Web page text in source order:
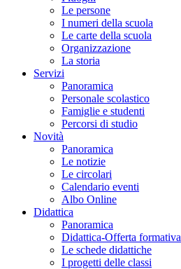
Le persone
I numeri della scuola
Le carte della scuola
Organizzazione
La storia
Servizi
Panoramica
Personale scolastico
Famiglie e studenti
Percorsi di studio
Novità
Panoramica
Le notizie
Le circolari
Calendario eventi
Albo Online
Didattica
Panoramica
Didattica-Offerta formativa
Le schede didattiche
I progetti delle classi